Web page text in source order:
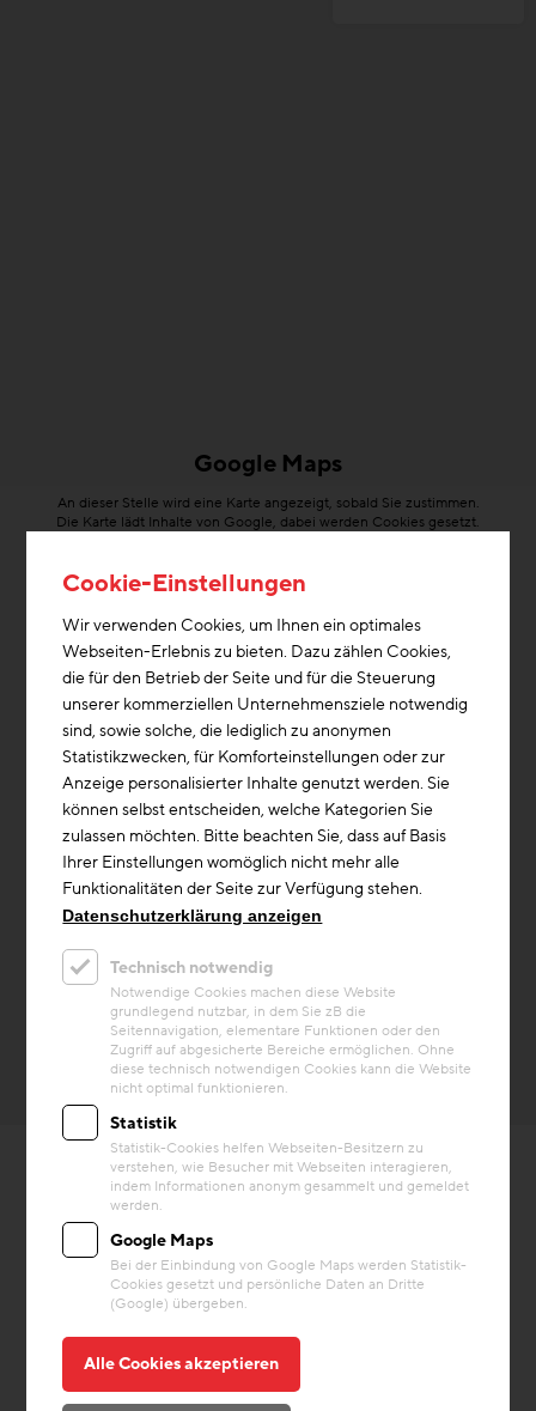
Google Maps
An dieser Stelle wird eine Karte angezeigt, sobald Sie zustimmen.
Die Karte lädt Inhalte von Google, dabei werden Cookies gesetzt.
Karte anzeigen
PROJEKTE
Cookie-Einstellungen
Wir verwenden Cookies, um Ihnen ein optimales
Webseiten-Erlebnis zu bieten. Dazu zählen Cookies,
die für den Betrieb der Seite und für die Steuerung
unserer kommerziellen Unternehmensziele notwendig
sind, sowie solche, die lediglich zu anonymen
Statistikzwecken, für Komforteinstellungen oder zur
Anzeige personalisierter Inhalte genutzt werden. Sie
können selbst entscheiden, welche Kategorien Sie
zulassen möchten. Bitte beachten Sie, dass auf Basis
Ihrer Einstellungen womöglich nicht mehr alle
Funktionalitäten der Seite zur Verfügung stehen.
Datenschutzerklärung anzeigen
Technisch notwendig
Notwendige Cookies machen diese Website
grundlegend nutzbar, in dem Sie zB die
Seitennavigation, elementare Funktionen oder den
Zugriff auf abgesicherte Bereiche ermöglichen. Ohne
diese technisch notwendigen Cookies kann die Website
nicht optimal funktionieren.
Statistik
Statistik-Cookies helfen Webseiten-Besitzern zu
verstehen, wie Besucher mit Webseiten interagieren,
indem Informationen anonym gesammelt und gemeldet
werden.
Google Maps
Bei der Einbindung von Google Maps werden Statistik-
Cookies gesetzt und persönliche Daten an Dritte
(Google) übergeben.
Alle Cookies akzeptieren